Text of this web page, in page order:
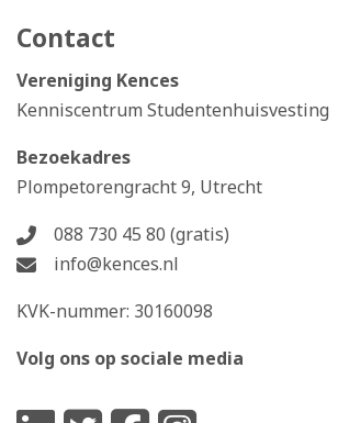
Contact
Vereniging Kences
Kenniscentrum Studentenhuisvesting
Bezoekadres
Plompetorengracht 9, Utrecht
088 730 45 80 (gratis)
info@kences.nl
KVK-nummer: 30160098
Volg ons op sociale media